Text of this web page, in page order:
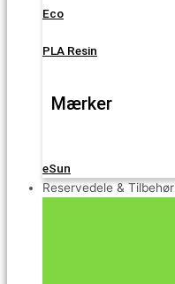
Eco
PLA Resin
Mærker
eSun
Reservedele & Tilbehør